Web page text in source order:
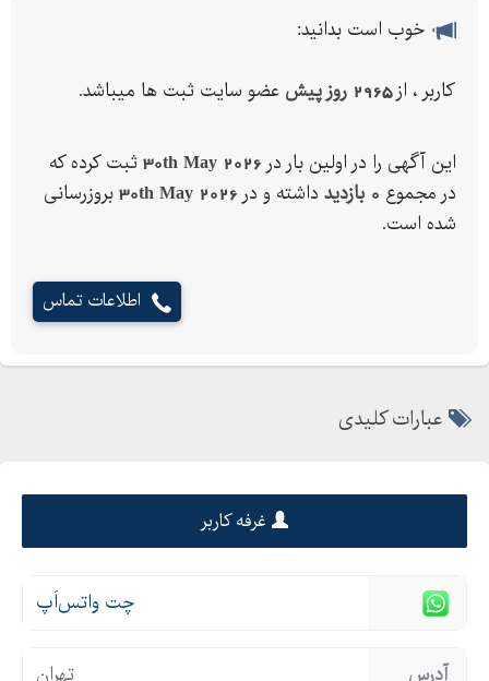
خوب است بدانید:
کاربر ، از2965 روز پیش عضو سایت ثبت ها میباشد.
این آگهی را در اولین بار در 30th May 2026 ثبت کرده که
در مجموع 0 بازدید داشته و در 30th May 2026 بروزرسانی
شده است.
اطلاعات تماس
عبارات کلیدی
غرفه کاربر
چت واتس‌اَپ